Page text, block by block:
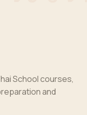
School courses,
and